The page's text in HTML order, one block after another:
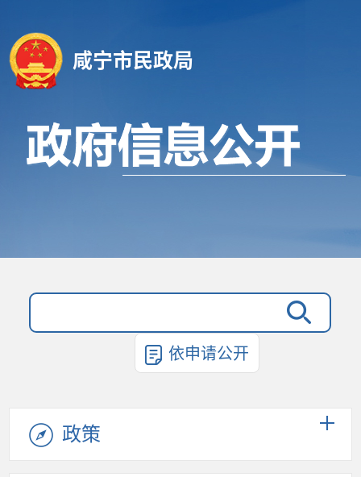
咸宁市民政局
依申请公开
政策